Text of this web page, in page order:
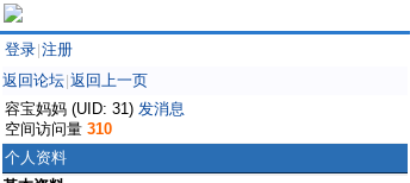
登录 注册
返回论坛 返回上一页
容宝妈妈 (UID: 31) 发消息
空间访问量 310
个人资料